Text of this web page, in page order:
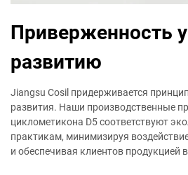
Приверженность
развитию
Jiangsu Cosil придерживается
развития. Наши производственные
циклометикона D5 соответствуют
практикам, минимизируя
и обеспечивая клиентов продукцией